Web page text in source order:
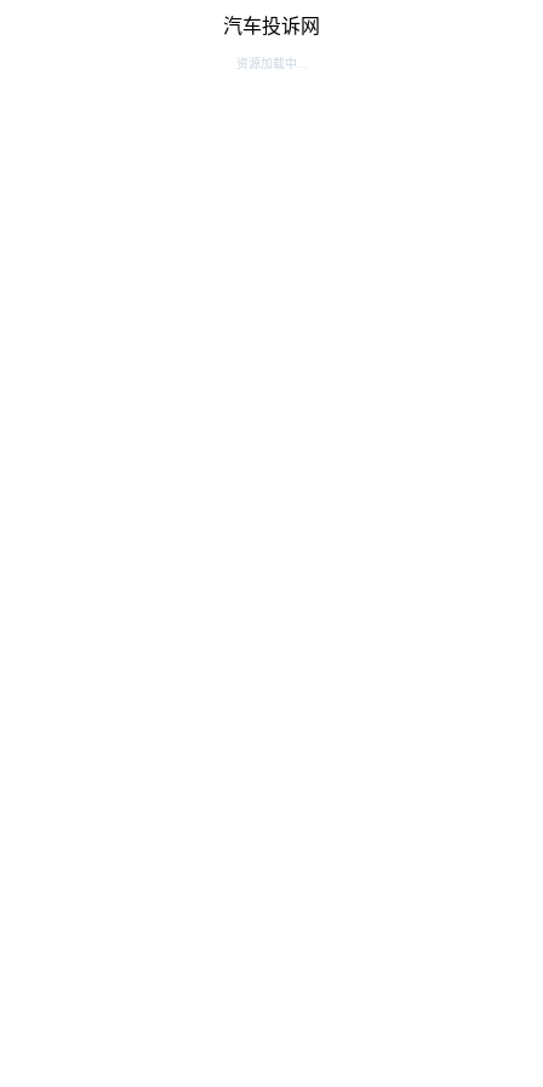
汽车投诉网
资源加载中...